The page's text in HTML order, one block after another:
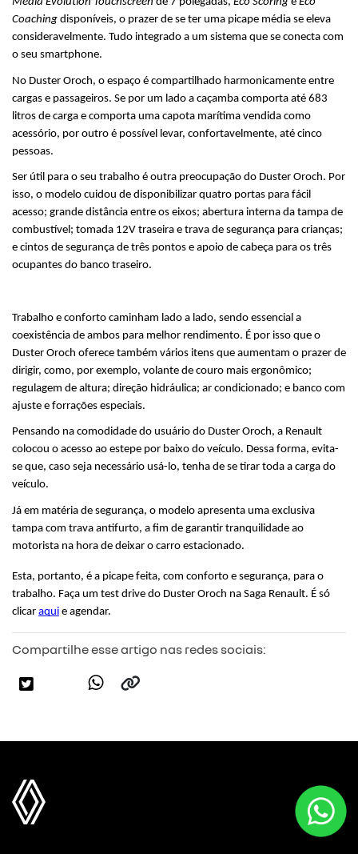
Coaching disponíveis, o prazer de se ter uma picape média se eleva
consideravelmente. Tudo integrado a um sistema que se conecta com
o seu smartphone.
No Duster Oroch, o espaço é compartilhado harmonicamente entre
cargas e passageiros. Se por um lado a caçamba comporta até 683
litros de carga e comporta uma capota marítima vendida como
acessório, por outro é possível levar, confortavelmente, até cinco
pessoas.
Ser útil para o seu trabalho é outra preocupação do Duster Oroch. Por
isso, o modelo cuidou de disponibilizar quatro portas para fácil
acesso; grande distância entre os eixos; abertura interna da tampa de
combustível; tomada 12V traseira e trava de segurança para crianças;
e cintos de segurança de três pontos e apoio de cabeça para os três
ocupantes do banco traseiro.
Trabalho e conforto caminham lado a lado, sendo essencial a
coexistência de ambos para melhor rendimento. É por isso que o
Duster Oroch oferece também vários itens que aumentam o prazer de
dirigir, como, por exemplo, volante de couro mais ergonômico;
regulagem de altura; direção hidráulica; ar condicionado; e banco com
ajuste e forrações especiais.
Pensando na comodidade do usuário do Duster Oroch, a Renault
colocou o acesso ao estepe por baixo do veículo. Dessa forma, evita-
se que, caso seja necessário usá-lo, tenha de se tirar toda a carga do
veículo.
Já em matéria de segurança, o modelo apresenta uma exclusiva
tampa com trava antifurto, a fim de garantir tranquilidade ao
motorista na hora de deixar o carro estacionado.
Esta, portanto, é a picape feita, com conforto e segurança, para o
trabalho. Faça um test drive do Duster Oroch na Saga Renault. É só
clicar aqui e agendar.
Compartilhe esse artigo nas redes sociais: